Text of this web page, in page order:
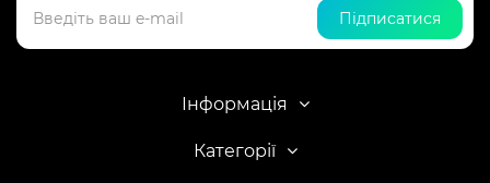
Підписатися
Інформація
Категорії